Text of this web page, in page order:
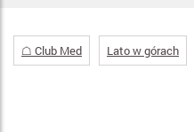
☖ Club Med Lato w górach